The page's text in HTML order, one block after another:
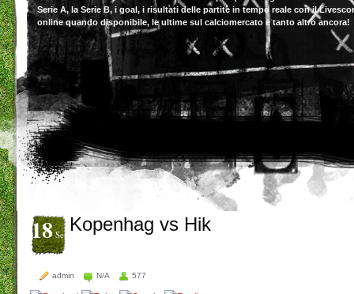
Serie A, la Serie B, i goal, i risultati delle partite in tempo reale con il
online quando disponibile, le ultime sul calciomercato e tanto altro ancora!
18Set Kopenhag vs Hik
admin N/A 577